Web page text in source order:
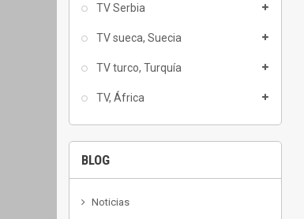
TV Serbia
TV sueca, Suecia
TV turco, Turquía
TV, África
BLOG
Noticias